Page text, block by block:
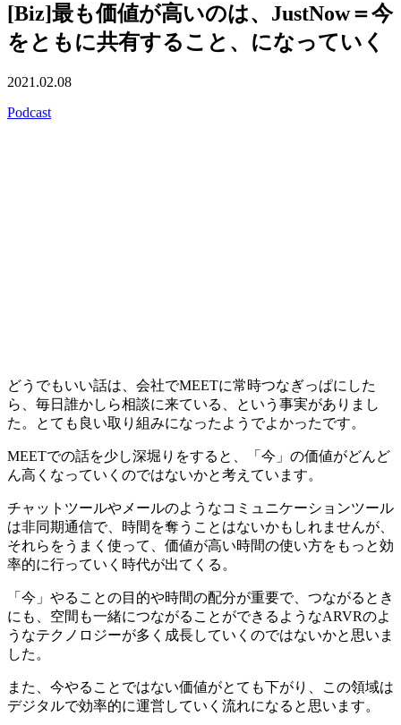
[Biz]最も価値が高いのは、JustNow＝今
をともに共有すること、になっていく
2021.02.08
Podcast
どうでもいい話は、会社でMEETに常時つなぎっぱにした
ら、毎日誰かしら相談に来ている、という事実がありまし
た。とても良い取り組みになったようでよかったです。
MEETでの話を少し深堀りをすると、「今」の価値がどんど
ん高くなっていくのではないかと考えています。
チャットツールやメールのようなコミュニケーションツール
は非同期通信で、時間を奪うことはないかもしれませんが、
それらをうまく使って、価値が高い時間の使い方をもっと効
率的に行っていく時代が出てくる。
「今」やることの目的や時間の配分が重要で、つながるとき
にも、空間も一緒につながることができるようなARVRのよ
うなテクノロジーが多く成長していくのではないかと思いま
した。
また、今やることではない価値がとても下がり、この領域は
デジタルで効率的に運営していく流れになると思います。